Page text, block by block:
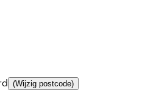
(Wijzig postcode)